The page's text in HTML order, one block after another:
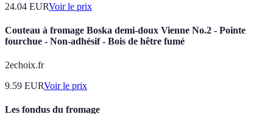
24.04 EURVoir le prix
Couteau à fromage Boska demi-doux Vienne No.2 - Pointe
fourchue - Non-adhésif - Bois de hêtre fumé
2echoix.fr
9.59 EURVoir le prix
Les fondus du fromage